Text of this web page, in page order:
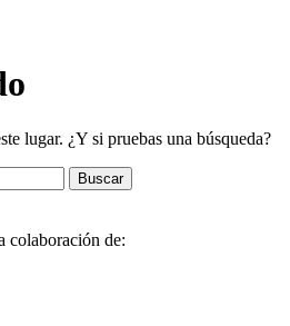
lugar. ¿Y si pruebas una búsqueda?
colaboración de: